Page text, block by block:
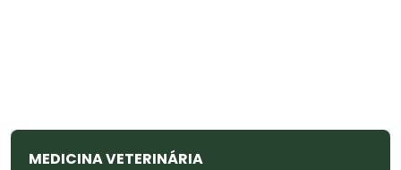
MEDICINA VETERINÁRIA